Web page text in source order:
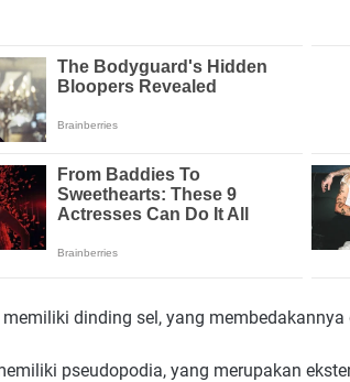
dinding sel, yang
pseudopodia, yang merupakan